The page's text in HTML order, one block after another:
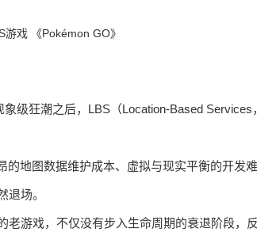
游戏 《Pokémon GO》
级狂潮之后，LBS（Location-Based Services
地图数据维护成本、虚拟与现实平衡的开发
场。
游戏，不仅没有步入生命周期的衰退阶段，